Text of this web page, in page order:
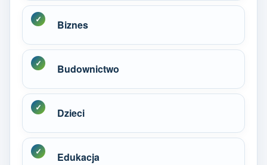
Biznes
Budownictwo
Dzieci
Edukacja